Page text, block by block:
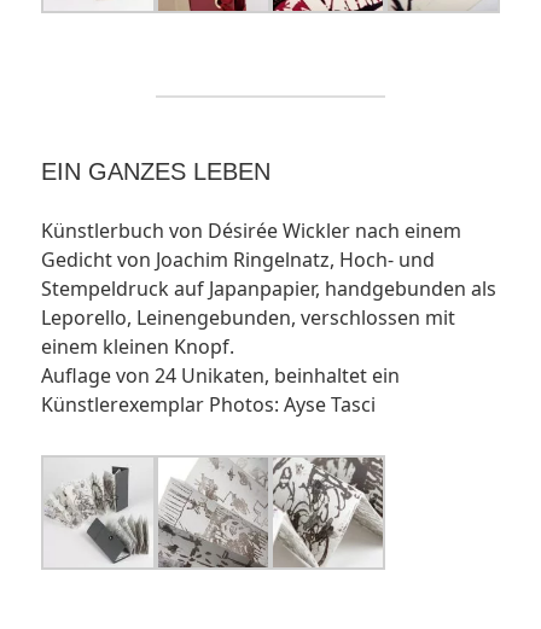
EIN GANZES LEBEN
Künstlerbuch von Désirée Wickler nach einem
Gedicht von Joachim Ringelnatz, Hoch- und
Stempeldruck auf Japanpapier, handgebunden als
Leporello, Leinengebunden, verschlossen mit
einem kleinen Knopf.
Auflage von 24 Unikaten, beinhaltet ein
Künstlerexemplar Photos: Ayse Tasci